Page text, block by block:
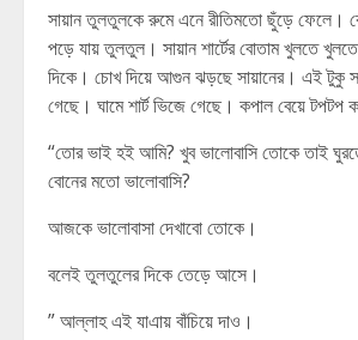
সায়ান তুলতুলকে রুমে এনে রীতিমতো ছুঁড়ে ফেলে।
পড়ে যায় তুলতুল। সায়ান শার্টের বোতাম খুলতে
দিকে। চোখ দিয়ে আগুন ঝড়ছে সায়ানের। এই টুকু
গেছে। ঘামে শার্ট ভিজে গেছে। কপাল বেয়ে টপটপ
“তোর ভাই হই আমি? খুব ভালোবাসি তোকে তাই
বোনের মতো ভালোবাসি?
আজকে ভালোবাসা দেখাবো তোকে।
বলেই তুলতুলের দিকে তেড়ে আসে।
” আল্লাহ এই যাএায় বাঁচিয়ে দাও।